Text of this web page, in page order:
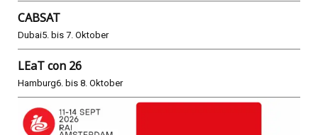
CABSAT
Dubai5. bis 7. Oktober
LEaT con 26
Hamburg6. bis 8. Oktober